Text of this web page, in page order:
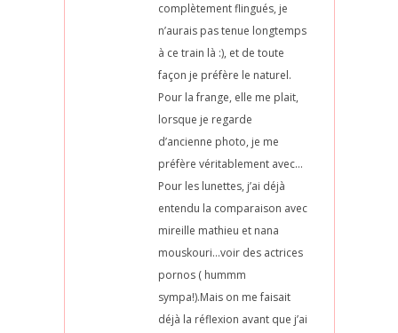
complètement flingués, je
n’aurais pas tenue longtemps
à ce train là :), et de toute
façon je préfère le naturel.
Pour la frange, elle me plait,
lorsque je regarde
d’ancienne photo, je me
préfère véritablement avec…
Pour les lunettes, j’ai déjà
entendu la comparaison avec
mireille mathieu et nana
mouskouri…voir des actrices
pornos ( hummm
sympa!).Mais on me faisait
déjà la réflexion avant que j’ai